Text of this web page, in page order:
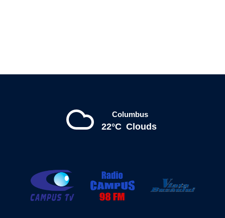
Columbus
22°C Clouds